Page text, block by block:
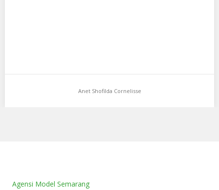
Anet Shofilda Cornelisse
Agensi Model Semarang